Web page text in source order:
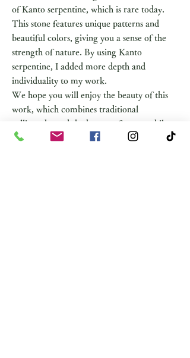
of Kanto serpentine, which is rare today.
This stone features unique patterns and
beautiful colors, giving you a sense of the
strength of nature. By using Kanto
serpentine, I added more depth and
individuality to my work.
We hope you will enjoy the beauty of this
work, which combines traditional
calligraphy and the beauty of stone, while
feeling the power and mystery that the